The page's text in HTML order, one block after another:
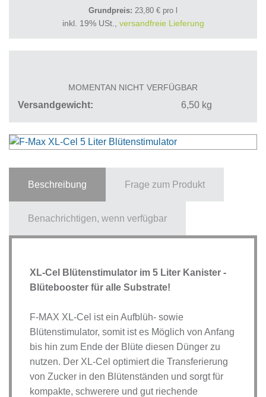
Grundpreis: 23,80 € pro l
inkl. 19% USt., versandfreie Lieferung
MOMENTAN NICHT VERFÜGBAR
Versandgewicht 6,50 kg
Beschreibung Frage zum Produkt
Benachrichtigen, wenn verfügbar
XL-Cel Blütenstimulator im 5 Liter Kanister -
Blütebooster für alle Substrate!
F-MAX XL-Cel ist ein Aufblüh- sowie
Blütenstimulator, somit ist es Möglich von Anfang
bis hin zum Ende der Blüte diesen Dünger zu
nutzen. Der XL-Cel optimiert die Transferierung
von Zucker in den Blütenständen und sorgt für
kompakte, schwerere und gut riechende